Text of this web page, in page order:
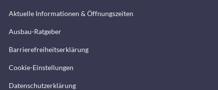
Aktuelle Informationen & Öffnungszeiten
Ausbau-Ratgeber
Barrierefreiheitserklärung
Cookie-Einstellungen
Datenschutzerklärung